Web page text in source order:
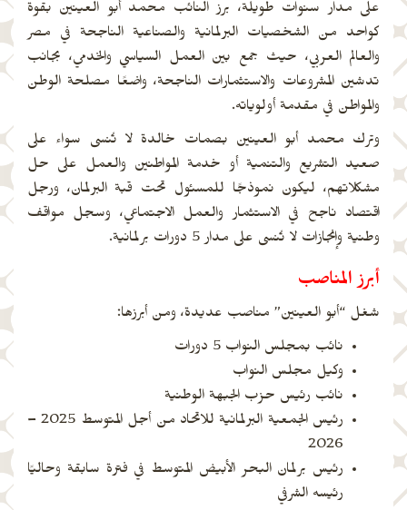
على مدار سنوات طويلة، برز النائب محمد أبو العينين بقوة
كواحد من الشخصيات البرلمانية والصناعية الناجحة في مصر
والعالم العربي، حيث جمع بين العمل السياسي والخدمي، بجانب
تدشين المشروعات والاستثمارات الناجحة، واضعًا مصلحة الوطن
والمواطن في مقدمة أولوياته.
وترك محمد أبو العينين بصمات خالدة لا تُنسى سواء على
صعيد التشريع والتنمية أو خدمة المواطنين والعمل على حل
مشكلاتهم، ليكون نموذجًا للمسئول تحت قبة البرلمان، ورجل
اقتصاد ناجح في الاستثمار والعمل الاجتماعي، وسجل مواقف
وطنية وإنجازات لا تُنسى على مدار 5 دورات برلمانية.
أبرز المناصب
شغل “أبو العينين” مناصب عديدة، ومن أبرزها:
نائب بمجلس النواب 5 دورات
وكيل مجلس النواب
نائب رئيس حزب الجبهة الوطنية
رئيس الجمعية البرلمانية للاتحاد من أجل المتوسط 2025 –
2026
رئيس برلمان البحر الأبيض المتوسط في فترة سابقة وحاليًا
رئيسه الشرفي